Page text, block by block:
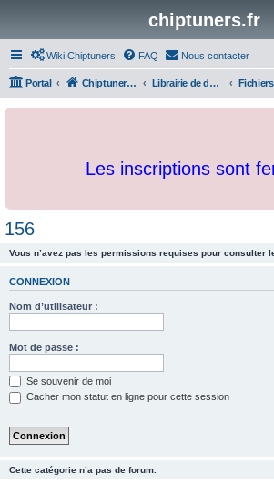
chiptuners.fr
Wiki Chiptuners FAQ Nous contacter
Portal Chiptuners.fr Librairie de documents et originaux
Les inscriptions sont
156
Vous n’avez pas les permissions requises pour consulter
CONNEXION
Nom d’utilisateur :
Mot de passe :
Se souvenir de moi
Cacher mon statut en ligne pour cette session
Cette catégorie n’a pas de forum.